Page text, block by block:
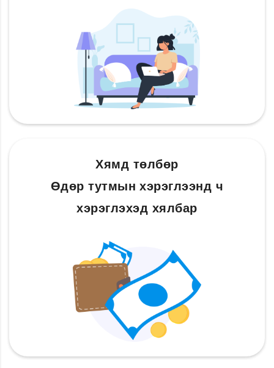
Хямд төлбөр
Өдөр тутмын хэрэглээнд ч
хэрэглэхэд хялбар